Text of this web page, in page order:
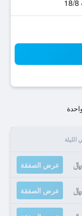
الليلة
عرض الصفقة
عرض الصفقة